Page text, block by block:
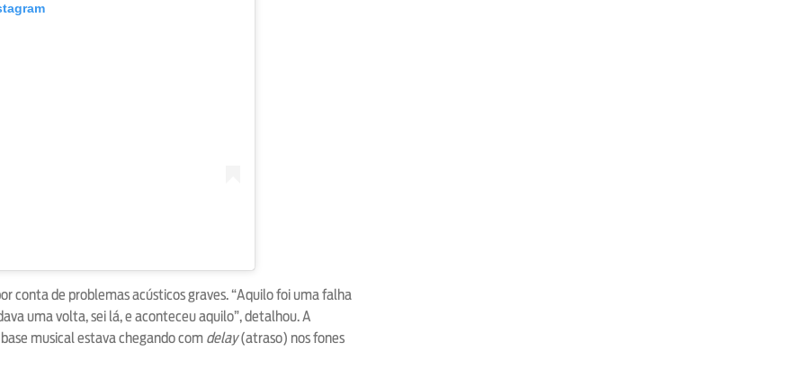
conta de problemas acústicos graves. “Aquilo foi uma falha
uma volta, sei lá, e aconteceu aquilo”, detalhou. A
musical estava chegando com delay(atraso) nos fones